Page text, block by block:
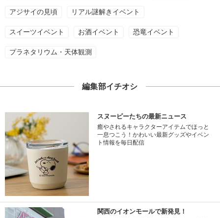
アジサイの見頃 リアル謎解きイベント
スイーツイベント お酒イベント 恐竜イベント
プラネタリウム・天体観測
編集部イチオシ
スヌーピーたちの最新ニュース
癒やされるキャラクターアイテムでほっと
一息つこう！かわいい最新グッズやイベン
ト情報を毎日配信
関西のイオンモールで新発見！